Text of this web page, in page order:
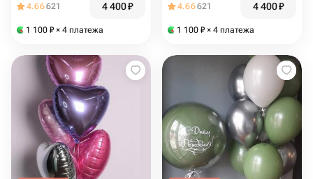
4.66621 4 400₽
1 100 ₽ × 4 платежа
4.66621 4 400₽
1 100 ₽ × 4 платежа